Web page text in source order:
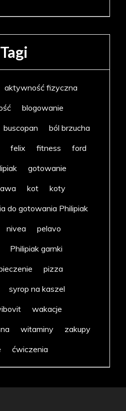
Tagi
aktywność fizyczna
blogowanie
buscopan
ból brzucha
felix fitness
ford
gotowanie
kot
koty
do gotowania Philipiak
nivea
pelavo
Philipiak garnki
pizza
syrop na kaszel
wakacje
witaminy
zakupy
ćwiczenia